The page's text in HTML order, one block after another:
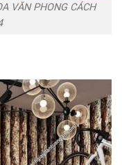
VĂN PHONG CÁCH